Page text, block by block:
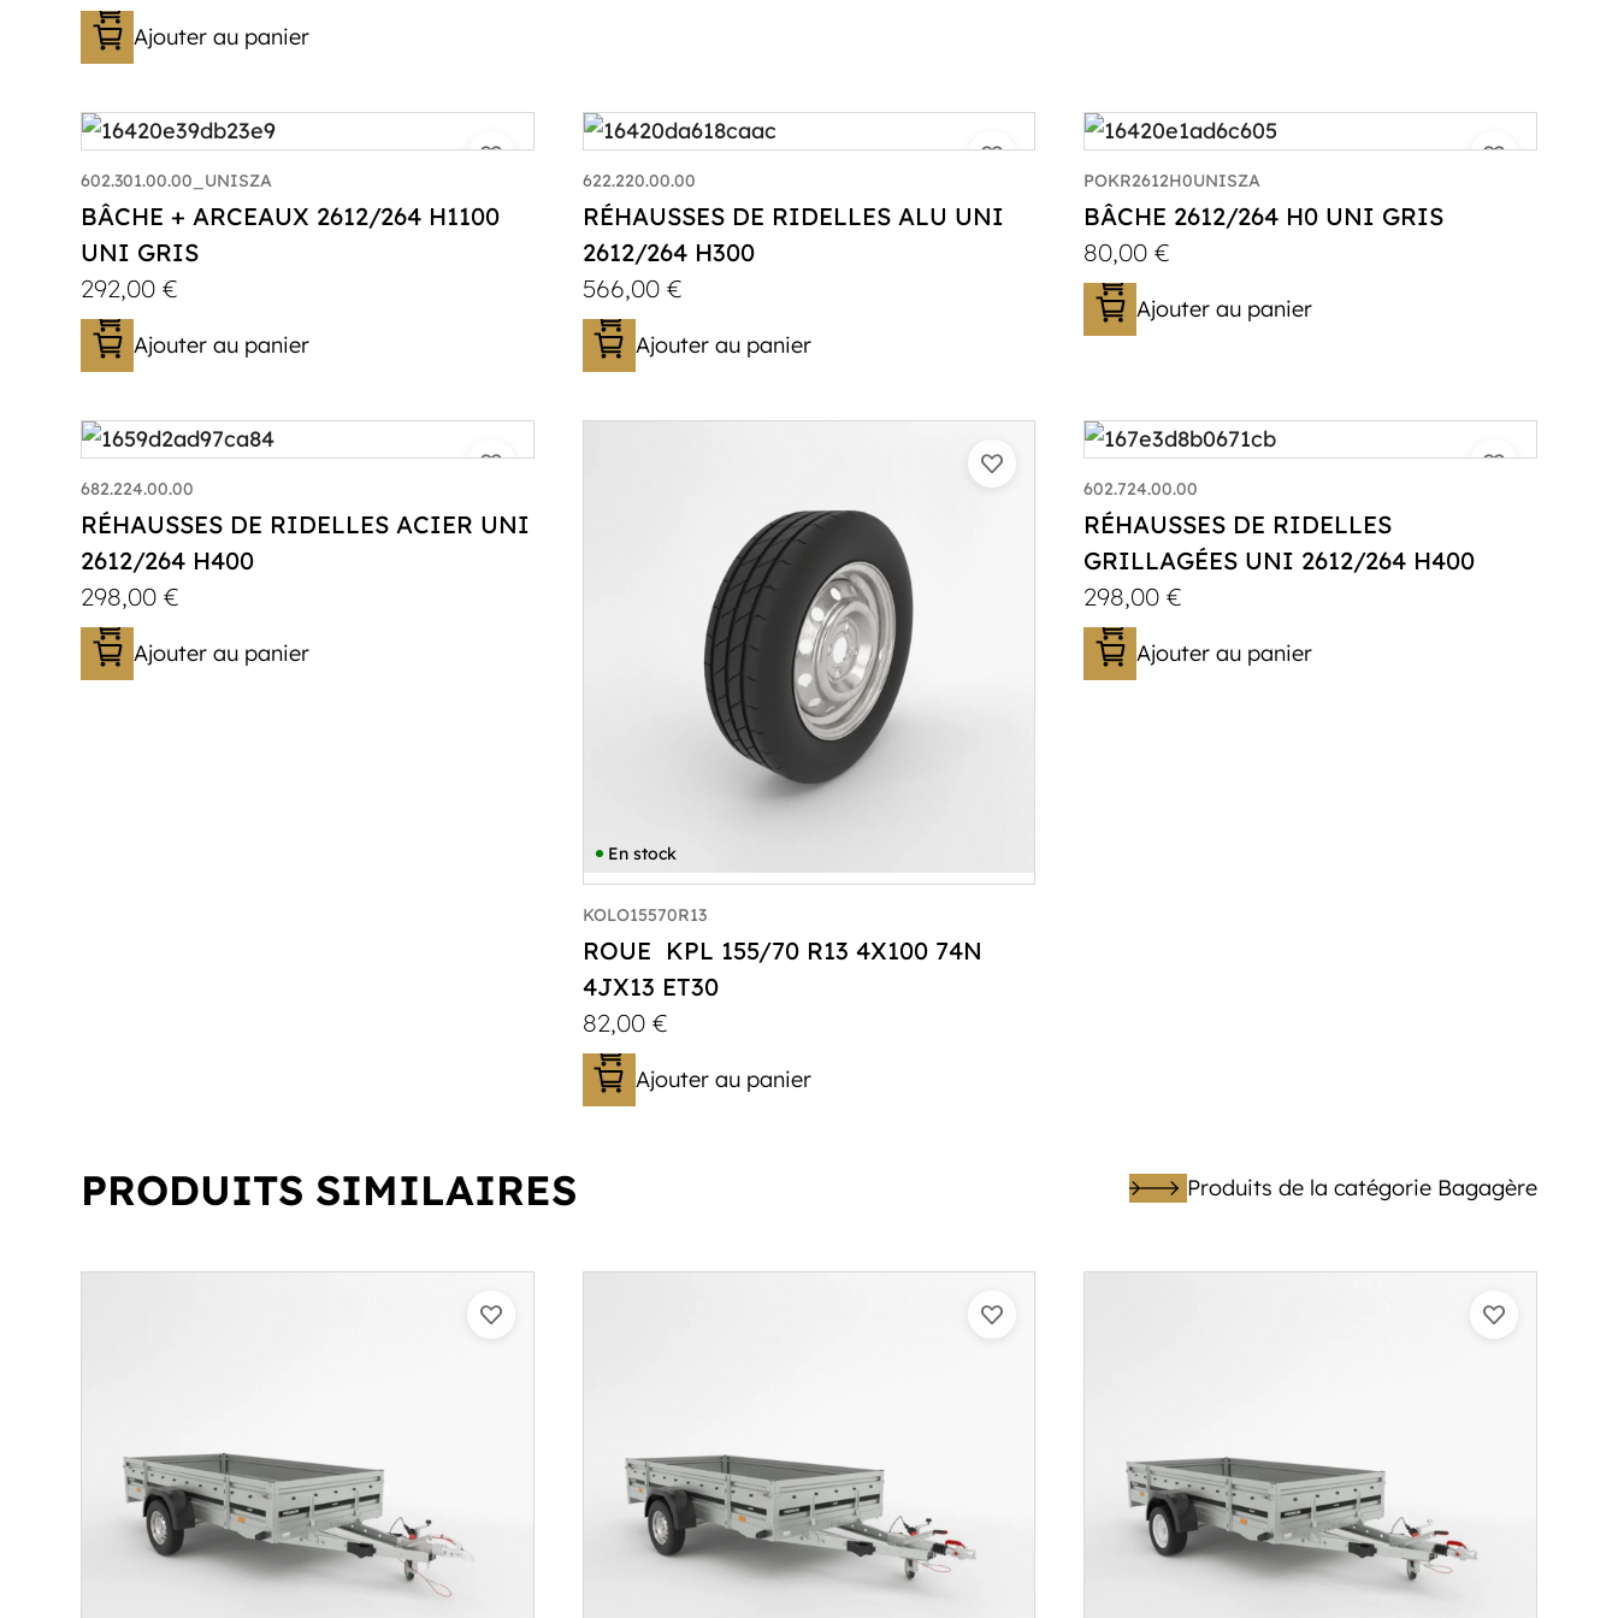
Ajouter au panier
602.301.00.00_UNISZA
BÂCHE + ARCEAUX 2612/264 H1100
UNI GRIS
292,00€
Ajouter au panier
622.220.00.00
RÉHAUSSES DE RIDELLES ALU UNI
2612/264 H300
566,00 €
Ajouter au panier
POKR2612H0UNISZA
BÂCHE 2612/264 H0 UNI GRIS
80,00€
Ajouter au panier
682.224.00.00
RÉHAUSSES DE RIDELLES ACIER UNI
2612/264 H400
298,00€
Ajouter au panier
En stock
KOLO15570R13
ROUE KPL 155/70 R13 4X100 74N
4JX13 ET30
82,00 €
Ajouter au panier
602.724.00.00
RÉHAUSSES DE RIDELLES
GRILLAGÉES UNI 2612/264 H400
298,00€
Ajouter au panier
PRODUITS SIMILAIRES Produits de la catégorie Bagagère